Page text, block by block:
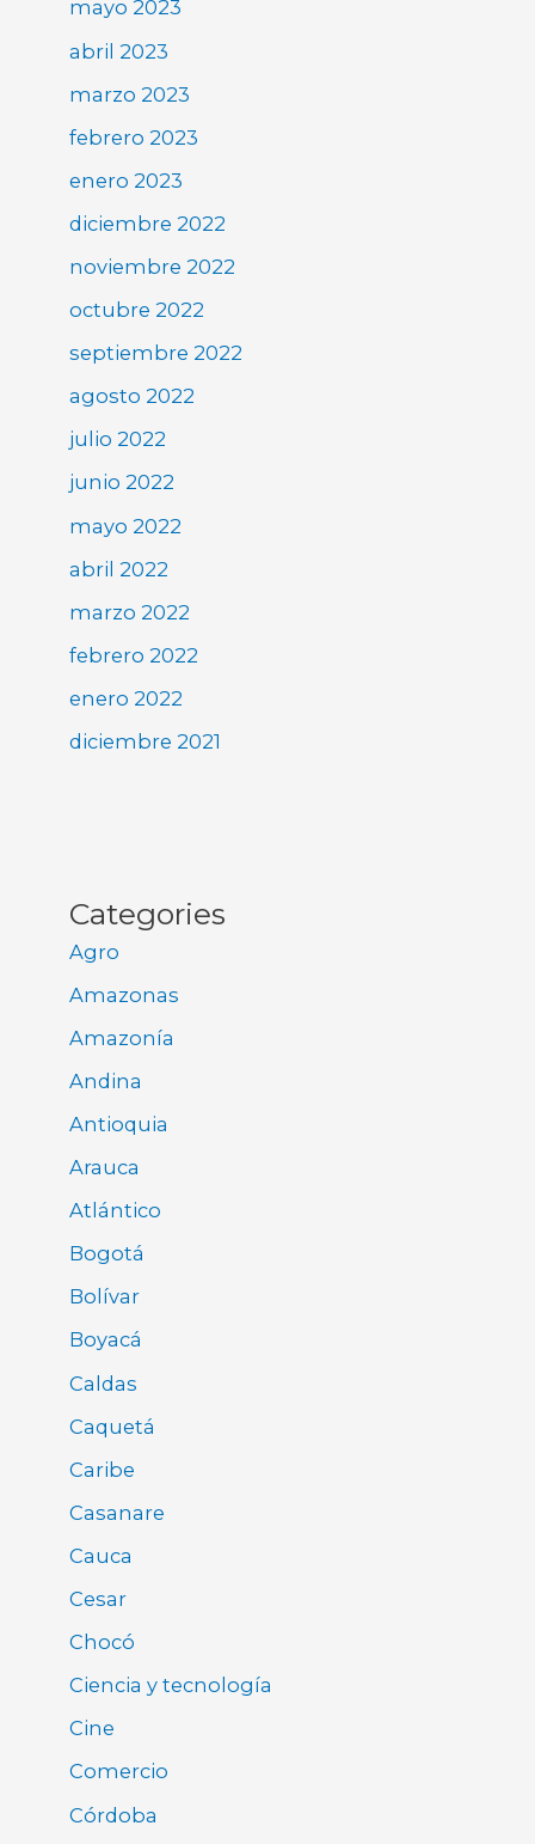
mayo 2023
abril 2023
marzo 2023
febrero 2023
enero 2023
diciembre 2022
noviembre 2022
octubre 2022
septiembre 2022
agosto 2022
julio 2022
junio 2022
mayo 2022
abril 2022
marzo 2022
febrero 2022
enero 2022
diciembre 2021
Categories
Agro
Amazonas
Amazonía
Andina
Antioquia
Arauca
Atlántico
Bogotá
Bolívar
Boyacá
Caldas
Caquetá
Caribe
Casanare
Cauca
Cesar
Chocó
Ciencia y tecnología
Cine
Comercio
Córdoba